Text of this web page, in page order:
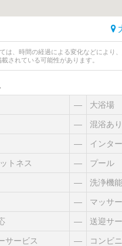
は、時間の経過による変化などにより
されている可能性があります。
― 大浴場
― 混浴あり
― インタ
トネス ― プール
― 洗浄機
― マッサ
― 送迎サ
サービス ― コンビ